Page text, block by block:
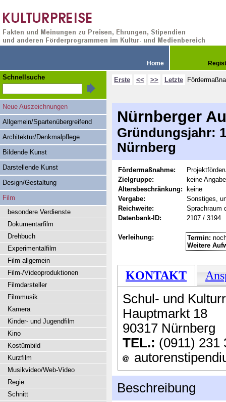
Home
Erste << >> Letzte
Nürnberger
Gründungsjahr:
Nürnberg
Fördermaßnahme:
Zielgruppe:
keine Angabe
Altersbeschränkung:
keine
Vergabe:
Sonstiges,
Reichweite:
Sprachraum
Datenbank-ID:
2107 / 3194
Verleihung: Termin:
Weitere
KONTAKT
Schul- und
Hauptmarkt 18
90317 Nürnberg
TEL.: (0911) 231
Beschreibung
Schnellsuche
Neue Auszeichnungen
Allgemein/Spartenübergreifend
Architektur/Denkmalpflege
Bildende Kunst
Darstellende Kunst
Design/Gestaltung
Film
besondere Verdienste
Dokumentarfilm
Drehbuch
Experimentalfilm
Film allgemein
Film-/Videoproduktionen
Filmdarsteller
Filmmusik
Kamera
Kinder- und Jugendfilm
Kino
Kostümbild
Kurzfilm
Musikvideo/Web-Video
Regie
Schnitt